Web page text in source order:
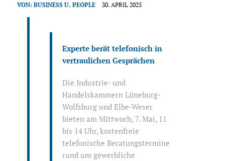
VON: BUSINESS U. PEOPLE 30. APRIL 2025
Experte berät telefonisch in
vertraulichen Gesprächen
Die Industrie- und
Handelskammern Lüneburg-
Wolfsburg und Elbe-Weser
bieten am Mittwoch, 7. Mai, 11
bis 14 Uhr, kostenfreie
telefonische Beratungstermine
rund um gewerbliche